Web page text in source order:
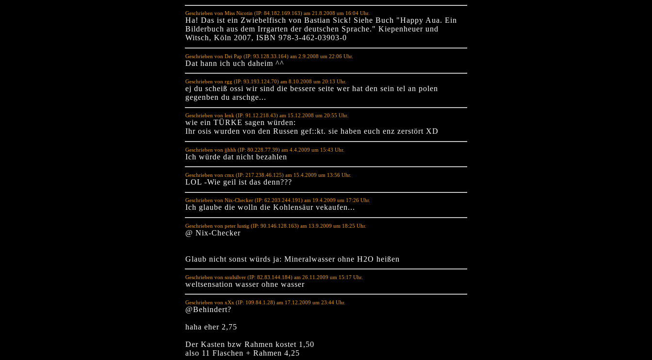
Geschrieben von Miss Nicotin (IP: 84.182.169.163) am 21.8.2008 um 16:04 Uhr.
Ha! Das ist ein Zwiebelfisch von Bastian Sick! Siehe Buch "Happy Aua. Ein
Bilderbuch aus dem Irrgarten der deutschen Sprache." Kiepenheuer und
Witsch, Köln 2007, ISBN 978-3-462-03903-0
Geschrieben von Dei Pap (IP: 93.128.33.164) am 2.9.2008 um 22:06 Uhr.
Dat hann ich uch daheim ^^
Geschrieben von rgg (IP: 93.193.124.70) am 8.10.2008 um 20:13 Uhr.
ej du scheiß ossi wir sind die bessere seite wer hat den sein tel an polen
gegenben du arschge...
Geschrieben von lenk (IP: 91.12.218.43) am 15.12.2008 um 20:55 Uhr.
wie ein TÜRKE sagen würden:
Ihr osis wurden von den Russen gef::kt. sie haben euch enz zerstört XD
Geschrieben von jjhhh (IP: 80.228.77.39) am 4.4.2009 um 15:43 Uhr.
Ich würde dat nicht bezahlen
Geschrieben von cmx (IP: 217.238.46.125) am 15.4.2009 um 13:56 Uhr.
LOL -Wie geil ist das denn???
Geschrieben von Nix-Checker (IP: 62.203.244.191) am 19.4.2009 um 17:26 Uhr.
Ich glaube die wolln die Kohlensäur vekaufen...
Geschrieben von peter lustig (IP: 90.146.128.163) am 13.9.2009 um 18:25 Uhr.
@ Nix-Checker
Glaub nicht sonst würds ja: Mineralwasser ohne H2O heißen
Geschrieben von soulsilver (IP: 82.83.144.184) am 26.11.2009 um 15:17 Uhr.
weltsensation wasser ohne wasser
Geschrieben von xXx (IP: 109.84.1.28) am 17.12.2009 um 23:44 Uhr.
@Behindert?
haha eher 2,75
Der Kasten bzw Rahmen kostet 1,50
also 11 Flaschen + Rahmen 4,25